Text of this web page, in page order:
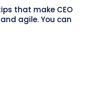
that make CEO
agile. You can